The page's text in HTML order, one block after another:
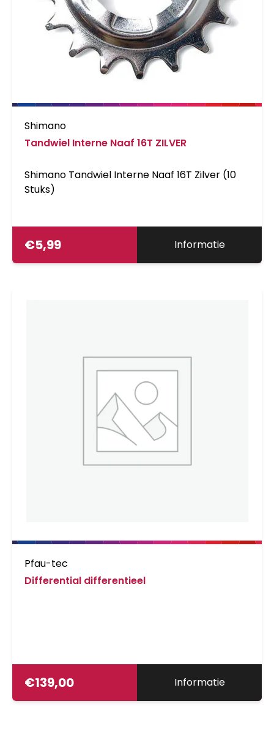
Shimano
Tandwiel Interne Naaf 16T ZILVER
Shimano Tandwiel Interne Naaf 16T Zilver (10
Stuks)
€5,99 Informatie
Pfau-tec
Differential differentieel
€139,00 Informatie